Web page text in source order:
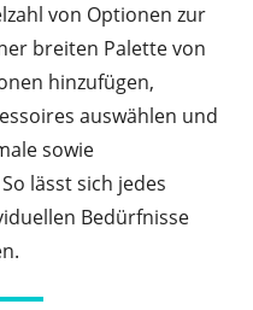
von Optionen zur
breiten Palette von
hinzufügen,
auswählen und
sowie
lässt sich jedes
Bedürfnisse